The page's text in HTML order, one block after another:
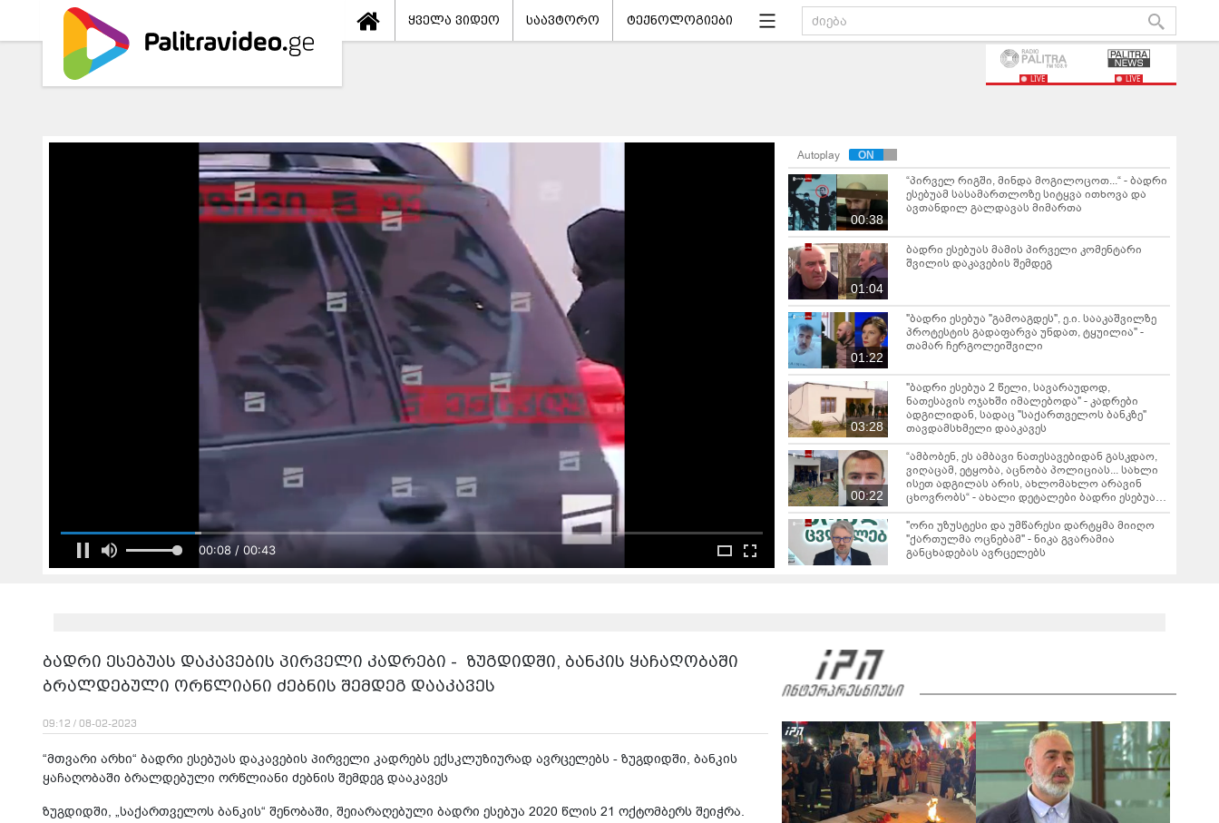
ყველა ვიდეო საავტორო ტექნოლოგიები
LIVE LIVE
00:09 / 00:43
Autoplay
00:38
“პირველ რიგში, მინდა მოგილოცოთ...“ - ბადრი
ესებუამ სასამართლოზე სიტყვა ითხოვა და
ავთანდილ გალდავას მიმართა
01:04
ბადრი ესებუას მამის პირველი კომენტარი
შვილის დაკავების შემდეგ
01:22
"ბადრი ესებუა "გამოაგდეს", ე.ი. სააკაშვილზე
პროტესტის გადაფარვა უნდათ, ტყუილია" -
თამარ ჩერგოლეიშვილი
03:28
"ბადრი ესებუა 2 წელი, სავარაუდოდ,
ნათესავის ოჯახში იმალებოდა" - კადრები
ადგილიდან, სადაც "საქართველოს ბანკზე"
თავდამსხმელი დააკავეს
00:22
“ამბობენ, ეს ამბავი ნათესავებიდან გასკდაო,
ვიღაცამ, ეტყობა, აცნობა პოლიციას... სახლი
ისეთ ადგილას არის, ახლომახლო არავინ
ცხოვრობს“ - ახალი დეტალები ბადრი ესებუას
დაკავების შესახებ
"ორი უზუსტესი და უმწარესი დარტყმა მიიღო
"ქართულმა ოცნებამ" - ნიკა გვარამია
განცხადებას ავრცელებს
01:39
რას ამბობს გიორგი ყიფშიძე თელავში,
ქორწილის მიმდინარეობისას მომხდარ
ინციდენტზე?
"თელავის ერთ-ერთ სასტუმროში მომხდარ
ინციდენტში მონაწილე ქალების მიმართ ამ
ბადრი ესებუას დაკავების პირველი კადრები - ზუგდიდში, ბანკის ყაჩაღობაში
ბრალდებული ორწლიანი ძებნის შემდეგ დააკავეს
09:12 / 08-02-2023
“მთვარი არხი“ ბადრი ესებუას დაკავების პირველი კადრებს ექსკლუზიურად ავრცელებს - ზუგდიდში, ბანკის
ყაჩაღობაში ბრალდებული ორწლიანი ძებნის შემდეგ დააკავეს
ზუგდიდში, „საქართველოს ბანკის“ შენობაში, შეიარაღებული ბადრი ესებუა 2020 წლის 21 ოქტომბერს შეიჭრა.